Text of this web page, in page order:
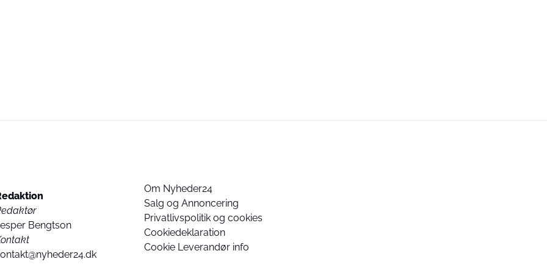
Bengtson
Om Nyheder24
Salg og Annoncering
Privatlivspolitik og cookies
Cookiedeklaration
Cookie Leverandør info